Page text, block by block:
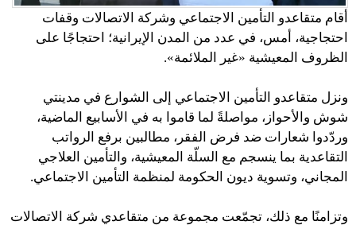
أقام متقاعدو التأمين الاجتماعي وشركة الاتصالات وقفات
احتجاجية، أمس، في عدد من المدن الإيرانية؛ احتجاجًا على
الظروف المعيشية «غير الملائمة».
ونزل متقاعدو التأمين الاجتماعي إلى الشوارع في مدينتي
شوش والأحواز، مواصلةً لما قاموا به في الأسابيع الماضية،
وردّدوا شعارات ضد فرض الفقر، مطالبين برفع الرواتب
التقاعدية بما ينسجم مع السلّة المعيشية، والتأمين العلاجي
المجاني، وتسوية ديون الحكومة لمنظمة التأمين الاجتماعي.
وتزامنًا مع ذلك، تجمّعت مجموعة من متقاعدي شركة الاتصالات